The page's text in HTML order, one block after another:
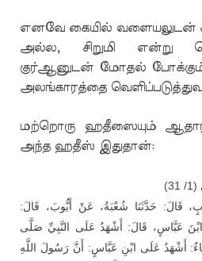
எனவே கையில் வளையலுடன்
அல்ல, சிறுமி என்று
குர்ஆனுடன் மோதல் போக்கும்
அலங்காரத்தை
மற்றொரு ஹதீஸையும்
அந்த ஹதீஸ் இதுதான்:
قَالَ: حَدَّثَنَا شُعْبَةُ، عَنْ أَيُّوبَ، قَالَ:
عَبَّاسٍ، قَالَ: أَشْهَدُ عَلَى النَّبِيِّ صَلَّى
أَشْهَدُ عَلَى ابْنِ عَبَّاسٍ: أَنَّ رَسُولَ اللَّهِ